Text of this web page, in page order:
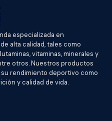
especializada en
alta calidad, tales como
vitaminas, minerales y
otros. Nuestros productos
rendimiento deportivo como
y calidad de vida.